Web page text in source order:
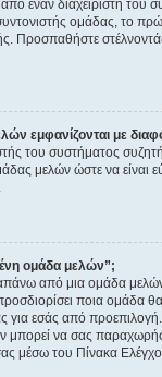
έναν διαχειριστή του
ομάδας, το
Προσπαθήστε
εμφανίζονται με
του συστήματος
μελών ώστε να είναι
ομάδα μελών”;
από μια ομάδα
ποια ομάδα
για εσάς από προεπιλογή.
μπορεί να σας
μέσω του Πίνακα